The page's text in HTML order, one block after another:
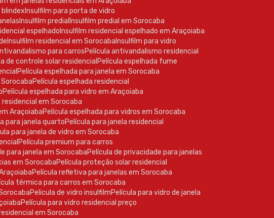
Insulfilm para porta de vidro
Insulfilm predial Insulfilm predial em Sorocaba
espelhado Insulfilm residencial espelhado em Araçoiaba
Insulfilm residencial em Sorocaba Insulfilm para vidro
para carros
Película antivandalismo residencial
de controle solar residencial
Película espelhada fume
Película espelhada para janela em Sorocaba
Sorocaba
Película espelhada residencial
Película espelhada para vidro em Araçoiaba
residencial em Sorocaba
Araçoiaba
Película espelhada para vidros em Sorocaba
para janela quarto
Película para janela residencial
para janela de vidro em Sorocaba
Película premium para carros
para janela em Sorocaba
Película de privacidade para janelas
em Sorocaba
Película proteção solar residencial
Película refletiva para janelas em Sorocaba
térmica para carros em Sorocaba
Pelicula de vidro insulfilm
Película para vidro de janela
Película para vidro residencial preço
em Sorocaba